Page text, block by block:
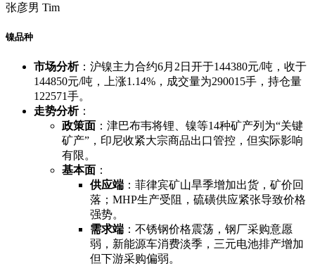
张彦男 Tim
镍品种
市场分析：沪镍主力合约6月2日开于144380元/吨，收于
144850元/吨，上涨1.14%，成交量为290015手，持仓量
122571手。
走势分析：
政策面 ：津巴布韦将锂、镍等14种矿产列为“关键
矿产”，印尼收紧大宗商品出口管控，但实际影响
有限。
基本面 ：
供应端 ：菲律宾矿山旱季增加出货，矿价回
落；MHP生产受阻，硫磺供应紧张导致价格
强势。
需求端 ：不锈钢价格震荡，钢厂采购意愿
弱，新能源车消费淡季，三元电池排产增加
但下游采购偏弱。